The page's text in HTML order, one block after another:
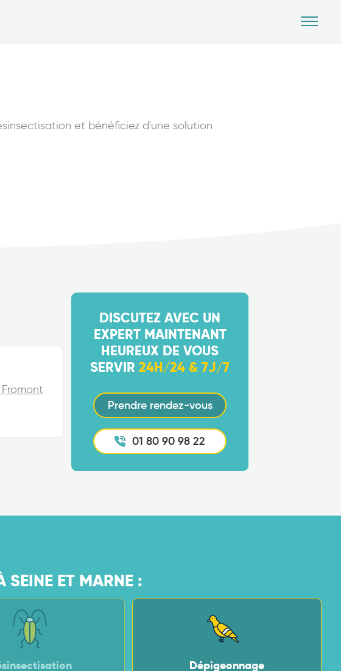
et bénéficiez d'une solution
DISCUTEZ AVEC UN
EXPERT MAINTENANT
HEUREUX DE VOUS
SERVIR24H/24 & 7J/7
Prendre rendez-vous
01 80 90 98 22
SEINE ET MARNE :
Dépigeonnage